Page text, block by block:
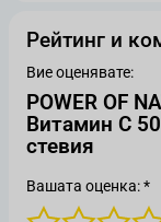
Рейтинг и
Вие оценявате:
POWER OF
Витамин С
стевия
Вашата оценка: *